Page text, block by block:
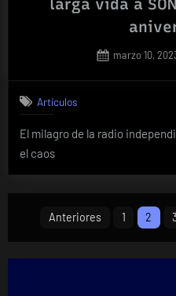
larga vida a
Posted
marzo 10,
Artículos
El milagro de la radio
el caos
Paginación
Anteriores 1 2